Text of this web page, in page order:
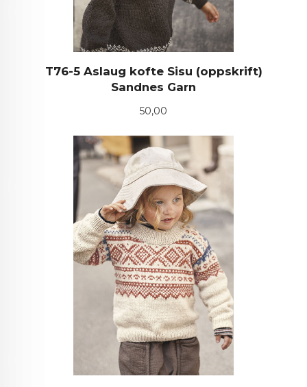
T76-5 Aslaug kofte Sisu (oppskrift)
Sandnes Garn
Pris
50,00